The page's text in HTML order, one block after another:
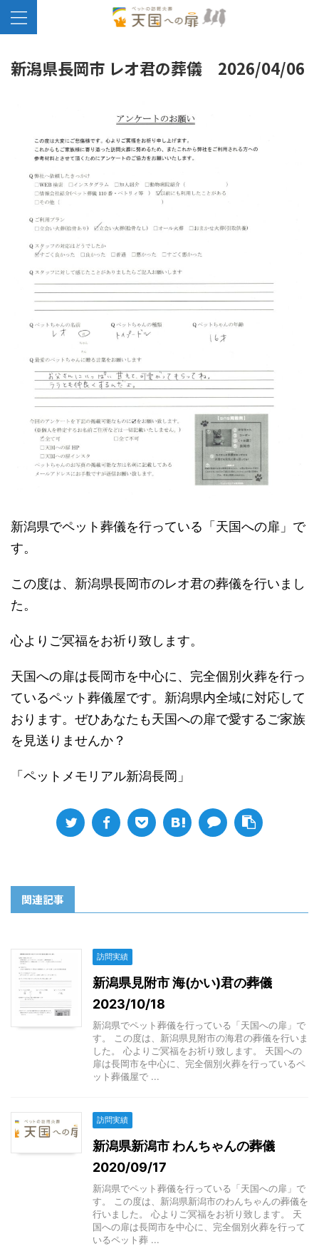
新潟県長岡市 レオ君の葬儀 2026/04/06
新潟県でペット葬儀を行っている「天国への扉」で
す。
この度は、新潟県長岡市のレオ君の葬儀を行いまし
た。
心よりご冥福をお祈り致します。
天国への扉は長岡市を中心に、完全個別火葬を行っ
ているペット葬儀屋です。新潟県内全域に対応して
おります。ぜひあなたも天国への扉で愛するご家族
を見送りませんか？
「ペットメモリアル新潟長岡」
関連記事
訪問実績
新潟県見附市 海(かい)君の葬儀
2023/10/18
新潟県でペット葬儀を行っている「天国への扉」で
す。 この度は、新潟県見附市の海君の葬儀を行いま
した。 心よりご冥福をお祈り致します。 天国への
扉は長岡市を中心に、完全個別火葬を行っているペ
ット葬儀屋で ...
訪問実績
新潟県新潟市 わんちゃんの葬儀
2020/09/17
新潟県でペット葬儀を行っている「天国への扉」で
す。 この度は、新潟県新潟市のわんちゃんの葬儀を
行いました。 心よりご冥福をお祈り致します。 天
国への扉は長岡市を中心に、完全個別火葬を行って
いるペット葬 ...